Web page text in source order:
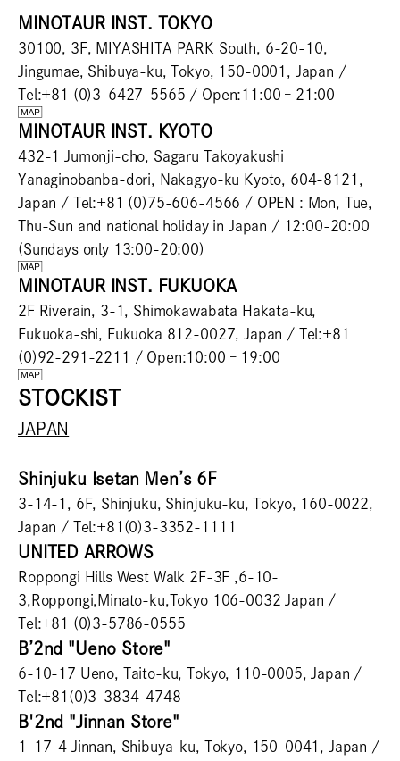
MINOTAUR INST. TOKYO
30100, 3F, MIYASHITA PARK South, 6-20-10,
Jingumae, Shibuya-ku, Tokyo, 150-0001, Japan /
Tel:+81 (0)3-6427-5565 / Open:11:00 – 21:00
MINOTAUR INST. KYOTO
432-1 Jumonji-cho, Sagaru Takoyakushi
Yanaginobanba-dori, Nakagyo-ku Kyoto, 604-8121,
Japan / Tel:+81 (0)75-606-4566 / OPEN : Mon, Tue,
Thu-Sun and national holiday in Japan / 12:00-20:00
(Sundays only 13:00-20:00)
MINOTAUR INST. FUKUOKA
2F Riverain, 3-1, Shimokawabata Hakata-ku,
Fukuoka-shi, Fukuoka 812-0027, Japan / Tel:+81
(0)92-291-2211 / Open:10:00 – 19:00
STOCKIST
JAPAN
Shinjuku Isetan Men’s 6F
3-14-1, 6F, Shinjuku, Shinjuku-ku, Tokyo, 160-0022,
Japan / Tel:+81(0)3-3352-1111
UNITED ARROWS
Roppongi Hills West Walk 2F-3F ,6-10-
3,Roppongi,Minato-ku,Tokyo 106-0032 Japan /
Tel:+81 (0)3-5786-0555
B’2nd "Ueno Store"
6-10-17 Ueno, Taito-ku, Tokyo, 110-0005, Japan /
Tel:+81(0)3-3834-4748
B'2nd "Jinnan Store"
1-17-4 Jinnan, Shibuya-ku, Tokyo, 150-0041, Japan /